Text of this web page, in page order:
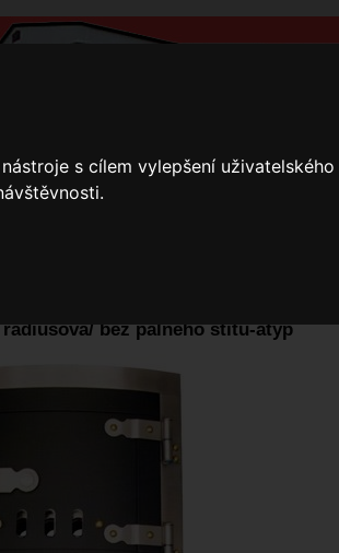
s cílem vylepšení
rádiusová/ bez palného štítu-atyp